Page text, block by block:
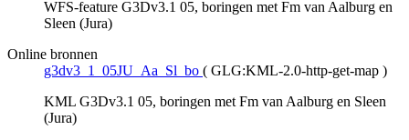
WFS-feature G3Dv3.1 05, boringen met Fm van Aalburg en
Sleen (Jura)
Online bronnen
g3dv3_1_05JU_Aa_Sl_bo ( GLG:KML-2.0-http-get-map )
KML G3Dv3.1 05, boringen met Fm van Aalburg en Sleen
(Jura)